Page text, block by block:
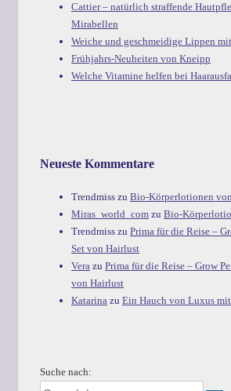
Cattier – natürlich straffende
Mirabellen
Weiche und geschmeidige Lippen
Frühjahrs-Neuheiten von Kneipp
Welche Vitamine helfen bei
Neueste Kommentare
Trendmiss zu Bio-Körperlotionen
Miras_world_com zu Bio-
Trendmiss zu Prima für die Reise –
Set von Hairlust
Vera zu Prima für die Reise – Grow
von Hairlust
Katarina zu Ein Hauch von Luxus
Suche nach: